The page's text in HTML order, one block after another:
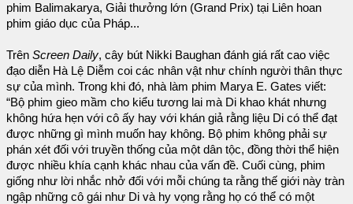
phim Balimakarya, Giải thưởng lớn (Grand Prix) tại Liên hoan
phim giáo dục của Pháp...
Trên Screen Daily, cây bút Nikki Baughan đánh giá rất cao việc
đạo diễn Hà Lệ Diễm coi các nhân vật như chính người thân thực
sự của mình. Trong khi đó, nhà làm phim Marya E. Gates viết:
“Bộ phim gieo mầm cho kiểu tương lai mà Di khao khát nhưng
không hứa hẹn với cô ấy hay với khán giả rằng liệu Di có thể đạt
được những gì mình muốn hay không. Bộ phim không phải sự
phán xét đối với truyền thống của một dân tộc, đồng thời thể hiện
được nhiều khía cạnh khác nhau của vấn đề. Cuối cùng, phim
giống như lời nhắc nhở đối với mỗi chúng ta rằng thế giới này tràn
ngập những cô gái như Di và hy vọng rằng họ có thể có một